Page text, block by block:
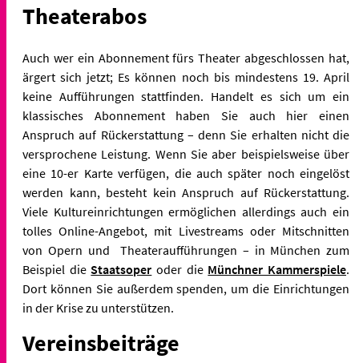
Theaterabos
Auch wer ein Abonnement fürs Theater abgeschlossen hat,
ärgert sich jetzt; Es können noch bis mindestens 19. April
keine Aufführungen stattfinden. Handelt es sich um ein
klassisches Abonnement haben Sie auch hier einen
Anspruch auf Rückerstattung – denn Sie erhalten nicht die
versprochene Leistung. Wenn Sie aber beispielsweise über
eine 10-er Karte verfügen, die auch später noch eingelöst
werden kann, besteht kein Anspruch auf Rückerstattung.
Viele Kultureinrichtungen ermöglichen allerdings auch ein
tolles Online-Angebot, mit Livestreams oder Mitschnitten
von Opern und Theateraufführungen – in München zum
Beispiel dieStaatsoper oder die Münchner Kammerspiele.
Dort können Sie außerdem spenden, um die Einrichtungen
in der Krise zu unterstützen.
Vereinsbeiträge